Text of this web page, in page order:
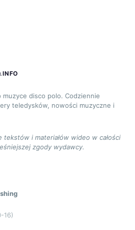
disco polo. Codziennie
teledysków, nowości muzyczne i
i materiałów wideo w całości
zgody wydawcy.
16)